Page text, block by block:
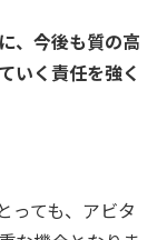
、今後も質の高
いく責任を強く
っても、アビタ